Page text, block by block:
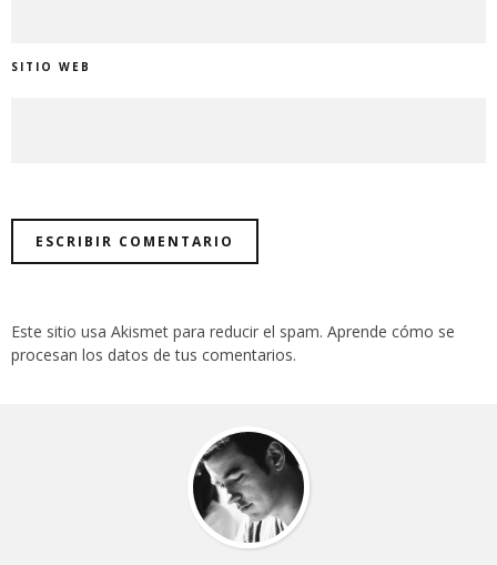
SITIO WEB
Este sitio usa Akismet para reducir el spam. Aprende cómo se
procesan los datos de tus comentarios.